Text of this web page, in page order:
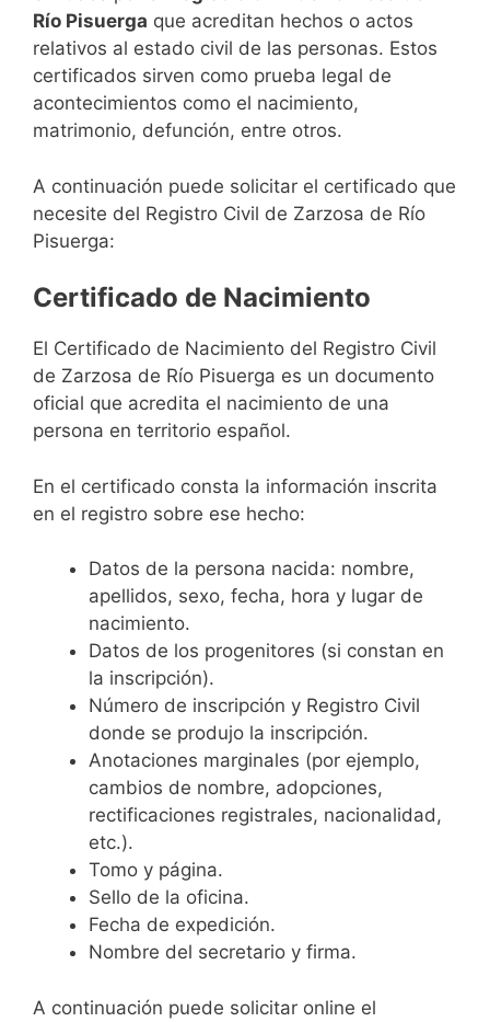
Río Pisuerga que acreditan hechos o actos
relativos al estado civil de las personas. Estos
certificados sirven como prueba legal de
acontecimientos como el nacimiento,
matrimonio, defunción, entre otros.
A continuación puede solicitar el certificado que
necesite del Registro Civil de Zarzosa de Río
Pisuerga:
Certificado de Nacimiento
El Certificado de Nacimiento del Registro Civil
de Zarzosa de Río Pisuerga es un documento
oficial que acredita el nacimiento de una
persona en territorio español.
En el certificado consta la información inscrita
en el registro sobre ese hecho:
Datos de la persona nacida: nombre,
apellidos, sexo, fecha, hora y lugar de
nacimiento.
Datos de los progenitores (si constan en
la inscripción).
Número de inscripción y Registro Civil
donde se produjo la inscripción.
Anotaciones marginales (por ejemplo,
cambios de nombre, adopciones,
rectificaciones registrales, nacionalidad,
etc.).
Tomo y página.
Sello de la oficina.
Fecha de expedición.
Nombre del secretario y firma.
A continuación puede solicitar online el